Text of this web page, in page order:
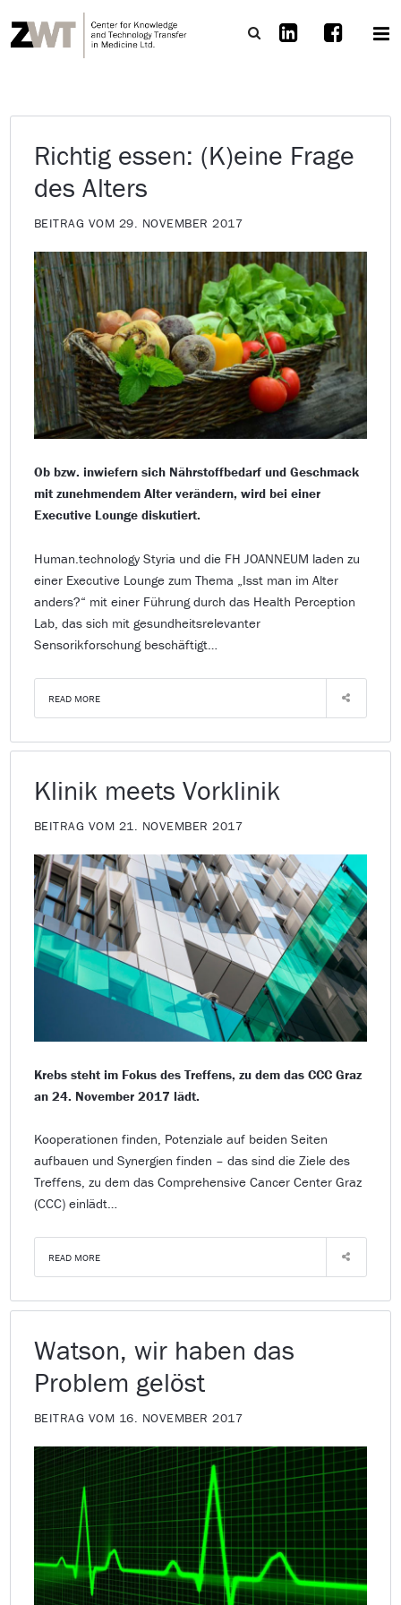
Richtig essen: (K)eine Frage
des Alters
BEITRAG VOM 29. NOVEMBER 2017
Ob bzw. inwiefern sich Nährstoffbedarf und Geschmack
mit zunehmendem Alter verändern, wird bei einer
Executive Lounge diskutiert.
Human.technology Styria und die FH JOANNEUM laden zu
einer Executive Lounge zum Thema „Isst man im Alter
anders?“ mit einer Führung durch das Health Perception
Lab, das sich mit gesundheitsrelevanter
Sensorikforschung beschäftigt…
READ MORE
Klinik meets Vorklinik
BEITRAG VOM 21. NOVEMBER 2017
Krebs steht im Fokus des Treffens, zu dem das CCC Graz
an 24. November 2017 lädt.
Kooperationen finden, Potenziale auf beiden Seiten
aufbauen und Synergien finden – das sind die Ziele des
Treffens, zu dem das Comprehensive Cancer Center Graz
(CCC) einlädt…
READ MORE
Watson, wir haben das
Problem gelöst
BEITRAG VOM 16. NOVEMBER 2017